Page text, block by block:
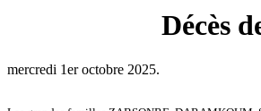
Décès
mercredi 1er octobre 2025.